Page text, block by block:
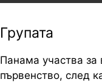
Групата
Панама участва за
първенство, след